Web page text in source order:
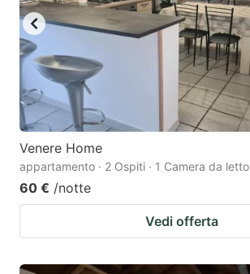
Venere Home
appartamento · 2 Ospiti · 1 Camera da letto
60 € /notte
Vedi offerta